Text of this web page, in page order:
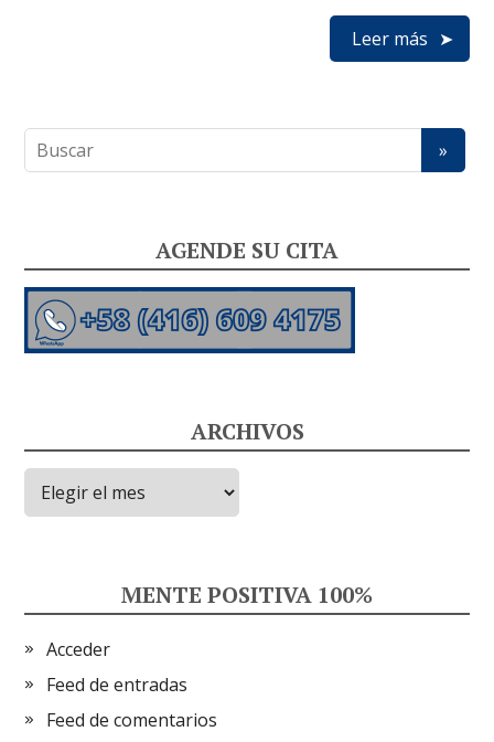
Leer más
AGENDE SU CITA
ARCHIVOS
Archivos
MENTE POSITIVA 100%
Acceder
Feed de entradas
Feed de comentarios